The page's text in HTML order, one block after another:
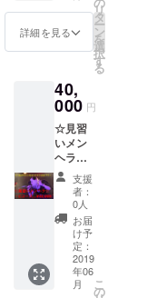
を(裏も
表も)是
会[動物
園]が付
いたも
のです♪
浜方面
人数/マ
ンツー
マンor
グルー
プ(1回6
人まで)
間/11:0
0～
21:00の
中で3時
間保証
日程/4
～5月中
詳細を見る
リ
タ
ー
ン
を
選
択
す
る
40,
000 円
☆見習
いメン
ヘラ☆
・Cコー
ス ミニ
アルバ
ムの他
に オフ
会(ボイ
トレ付
きカラ
オケ)付
支援
者：
0人
お届
け予
定：
2019
年06
月
こ
の